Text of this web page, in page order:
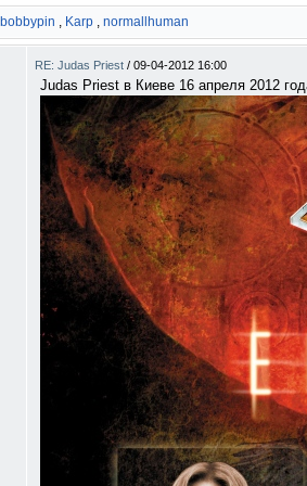
bobbypin , Karp , normallhuman
RE: Judas Priest / 09-04-2012 16:00
Judas Priest в Киеве 16 апреля 2012